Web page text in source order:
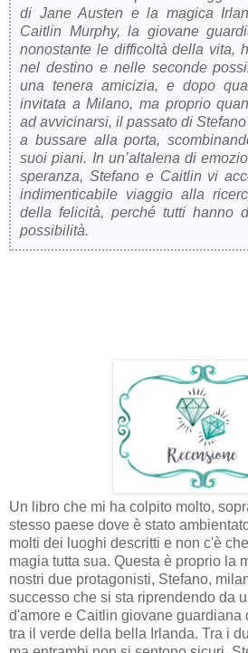
di Jane Austen e la magica
Caitlin Murphy, la giovane
nonostante le difficoltà della vita,
nel destino e nelle seconde
una tenera amicizia, e dopo
invitata a Milano, ma proprio
ad avvicinarsi, il passato di
a bussare alla porta,
suoi piani. In un’altalena di
speranza, Stefano e Caitlin vi
indimenticabile viaggio alla
della felicità, perché tutti hanno
possibilità.
Un libro che mi ha colpito molto,
stesso paese dove è stato
molti dei luoghi descritti e non c'è
magia tutta sua. Questa è proprio la
nostri due protagonisti, Stefano,
successo che si sta riprendendo da
d'amore e Caitlin giovane guardiana
tra il verde della bella Irlanda. Tra i